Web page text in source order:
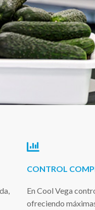
CONTROL
En Cool Vega
ofreciendo